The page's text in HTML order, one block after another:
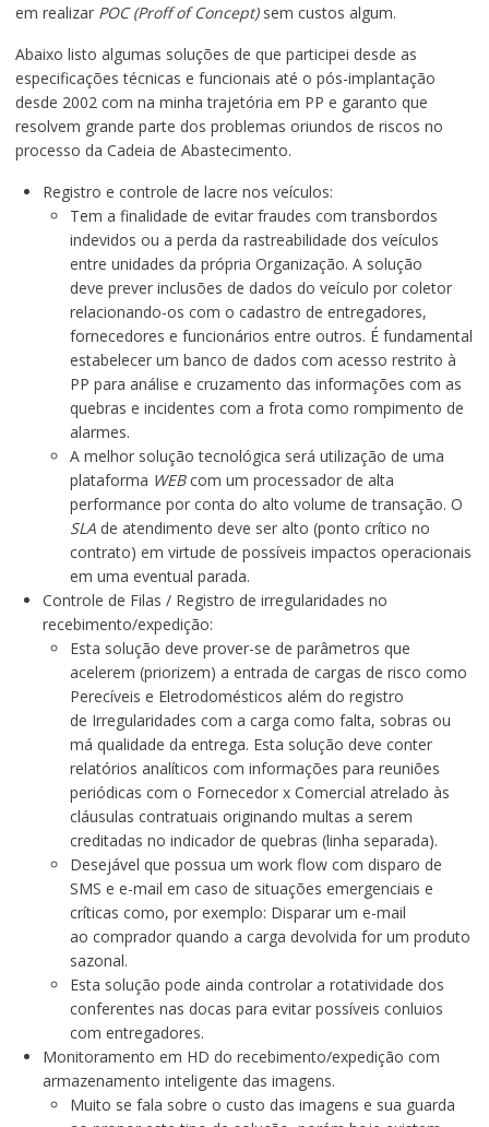
em realizar POC (Proff of Concept)sem custos algum.
Abaixo listo algumas soluções de que participei desde as
especificações técnicas e funcionais até o pós-implantação
desde 2002 com na minha trajetória em PP e garanto que
resolvem grande parte dos problemas oriundos de riscos no
processo da Cadeia de Abastecimento.
Registro e controle de lacre nos veículos:
Tem a finalidade de evitar fraudes com transbordos
indevidos ou a perda da rastreabilidade dos veículos
entre unidades da própria Organização. A solução
deve prever inclusões de dados do veículo por coletor
relacionando-os com o cadastro de entregadores,
fornecedores e funcionários entre outros. É fundamental
estabelecer um banco de dados com acesso restrito à
PP para análise e cruzamento das informações com as
quebras e incidentes com a frota como rompimento de
alarmes.
A melhor solução tecnológica será utilização de uma
plataforma WEBcom um processador de alta
performance por conta do alto volume de transação. O
SLAde atendimento deve ser alto (ponto crítico no
contrato) em virtude de possíveis impactos operacionais
em uma eventual parada.
Controle de Filas / Registro de irregularidades no
recebimento/expedição:
Esta solução deve prover-se de parâmetros que
acelerem (priorizem) a entrada de cargas de risco como
Perecíveis e Eletrodomésticos além do registro
de Irregularidades com a carga como falta, sobras ou
má qualidade da entrega. Esta solução deve conter
relatórios analíticos com informações para reuniões
periódicas com o Fornecedor x Comercial atrelado às
cláusulas contratuais originando multas a serem
creditadas no indicador de quebras (linha separada).
Desejável que possua um work flow com disparo de
SMS e e-mail em caso de situações emergenciais e
críticas como, por exemplo: Disparar um e-mail
ao comprador quando a carga devolvida for um produto
sazonal.
Esta solução pode ainda controlar a rotatividade dos
conferentes nas docas para evitar possíveis conluios
com entregadores.
Monitoramento em HD do recebimento/expedição com
armazenamento inteligente das imagens.
Muito se fala sobre o custo das imagens e sua guarda